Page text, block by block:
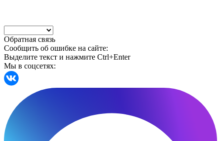
Обратная связь
Сообщить об ошибке на сайте:
Выделите текст и нажмите Ctrl+Enter
Мы в соцсетях: